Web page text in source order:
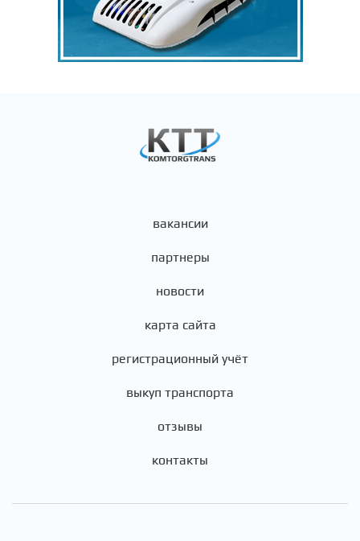
вакансии
партнеры
новости
карта сайта
регистрационный учёт
выкуп транспорта
отзывы
контакты